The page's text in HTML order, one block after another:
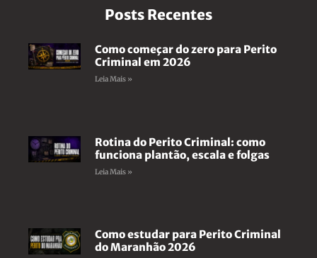
Posts Recentes
Como começar do zero para Perito
Criminal em 2026
Leia Mais »
Rotina do Perito Criminal: como
funciona plantão, escala e folgas
Leia Mais »
Como estudar para Perito Criminal
do Maranhão 2026